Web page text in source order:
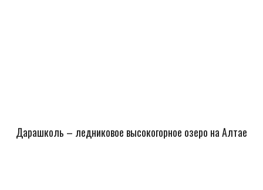
Дарашколь – ледниковое высокогорное озеро на Алтае